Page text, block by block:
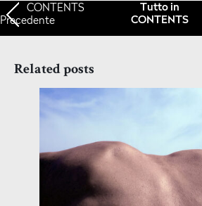
CONTENTS
Precedente
Tutto in
CONTENTS
Related posts